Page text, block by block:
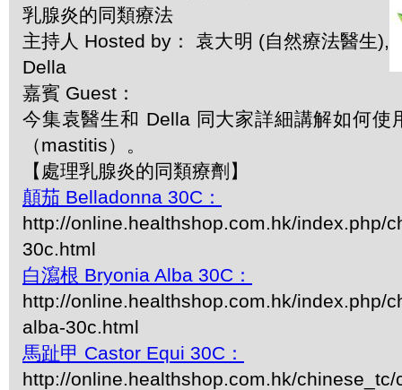
乳腺炎的同類療法
主持人 Hosted by： 袁大明 (自然療法醫生),
Della
嘉賓 Guest：
今集袁醫生和 Della 同大家詳細講解如何使
（mastitis）。
【處理乳腺炎的同類療劑】
顛茄 Belladonna 30C：
http://online.healthshop.com.hk/index.php/
30c.html
白瀉根 Bryonia Alba 30C：
http://online.healthshop.com.hk/index.php/
alba-30c.html
馬趾甲 Castor Equi 30C：
http://online.healthshop.com.hk/